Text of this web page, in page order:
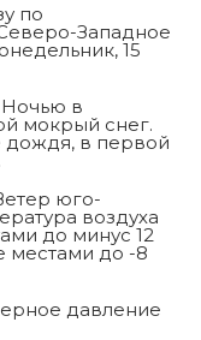
по
Западное
15
Ночью в
мокрый снег.
в первой
юго-
воздуха
до минус 12
местами до -8
давление